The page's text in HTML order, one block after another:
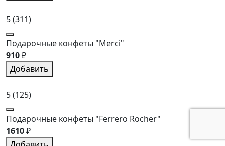
5(311)
Подарочные конфеты "Merci"
910₽
Добавить
5(125)
Подарочные конфеты "Ferrero Rocher"
1610₽